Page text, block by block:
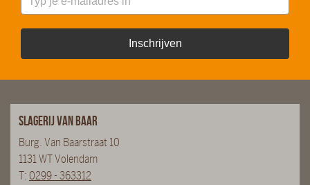
Inschrijven
Slagerij van Baar
Burg. Van Baarstraat 10
1131 WT Volendam
T: 0299 - 363312